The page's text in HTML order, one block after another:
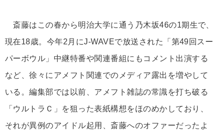
斎藤はこの春から明治大学に通う乃木坂46の1期生で、
現在18歳。今年2月にJ-WAVEで放送された「第49回スー
パーボウル」中継特番や関連番組にもコメント出演する
など、徐々にアメフト関連でのメディア露出を増やして
いる。編集部では以前、アメフト雑誌の常識を打ち破る
「ウルトラＣ」を狙った表紙構想をほのめかしており、
それが異例のアイドル起用、斎藤へのオファーだったよ